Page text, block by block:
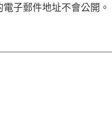
子郵件地址不會公開。